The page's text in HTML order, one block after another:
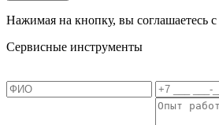
Нажимая на кнопку, вы соглашаетесь с
Сервисные инструменты